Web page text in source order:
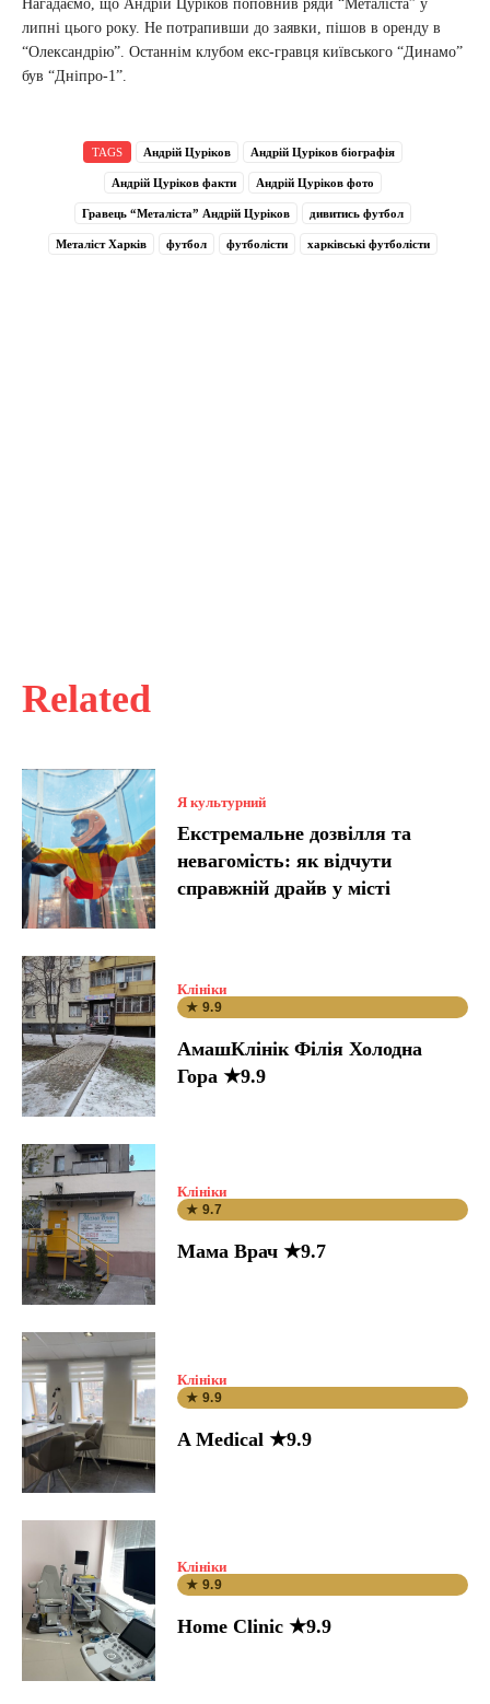
Related
Я культурний
Екстремальне дозвілля та
невагомість: як відчути
справжній драйв у місті
Клініки
★ 9.9
АмашКлінік Філія Холодна
Гора ★9.9
Клініки
★ 9.7
Мама Врач ★9.7
Клініки
★ 9.9
A Medical ★9.9
Клініки
★ 9.9
Home Clinic ★9.9
Нагадаємо, що Андрій Цуріков поповнив ряди “Металіста” у
липні цього року. Не потрапивши до заявки, пішов в оренду в
“Олександрію”. Останнім клубом екс-гравця київського “Динамо”
був “Дніпро-1”.
TAGS Андрій Цуріков Андрій Цуріков біографія
Андрій Цуріков факти Андрій Цуріков фото
Гравець “Металіста” Андрій Цуріков дивитись футбол
Металіст Харків футбол футболісти харківські футболісти